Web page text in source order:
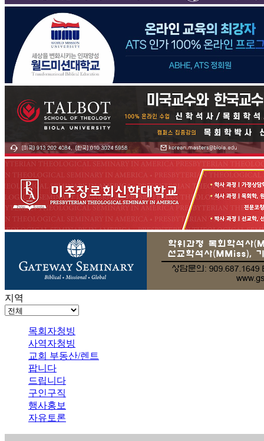
지역
목회자청빙
사역자청빙
교회 부동산/렌트
팝니다
드립니다
구인구직
행사홍보
자유토론